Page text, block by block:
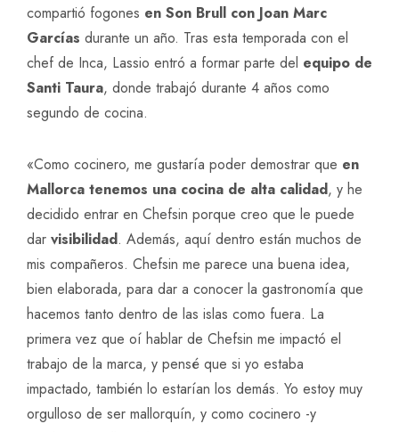
compartió fogones en Son Brull con Joan Marc
Garcías durante un año. Tras esta temporada con el
chef de Inca, Lassio entró a formar parte del equipo de
Santi Taura, donde trabajó durante 4 años como
segundo de cocina.
«Como cocinero, me gustaría poder demostrar que en
Mallorca tenemos una cocina de alta calidad, y he
decidido entrar en Chefsin porque creo que le puede
dar visibilidad. Además, aquí dentro están muchos de
mis compañeros. Chefsin me parece una buena idea,
bien elaborada, para dar a conocer la gastronomía que
hacemos tanto dentro de las islas como fuera. La
primera vez que oí hablar de Chefsin me impactó el
trabajo de la marca, y pensé que si yo estaba
impactado, también lo estarían los demás. Yo estoy muy
orgulloso de ser mallorquín, y como cocinero -y